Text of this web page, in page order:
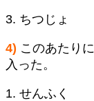
3. ちつじ
4) このあたり
入った。
1. せんふ